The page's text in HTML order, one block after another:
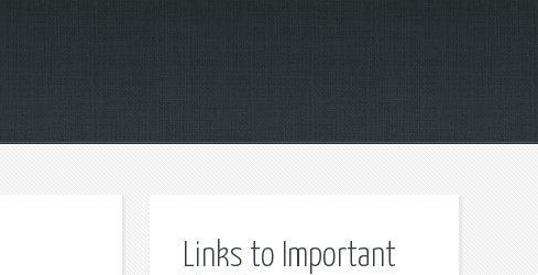
Links to Important